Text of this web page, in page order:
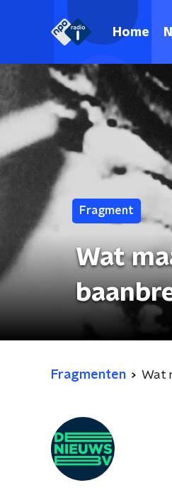
Home
Fragment
Wat
Fragmenten Wat